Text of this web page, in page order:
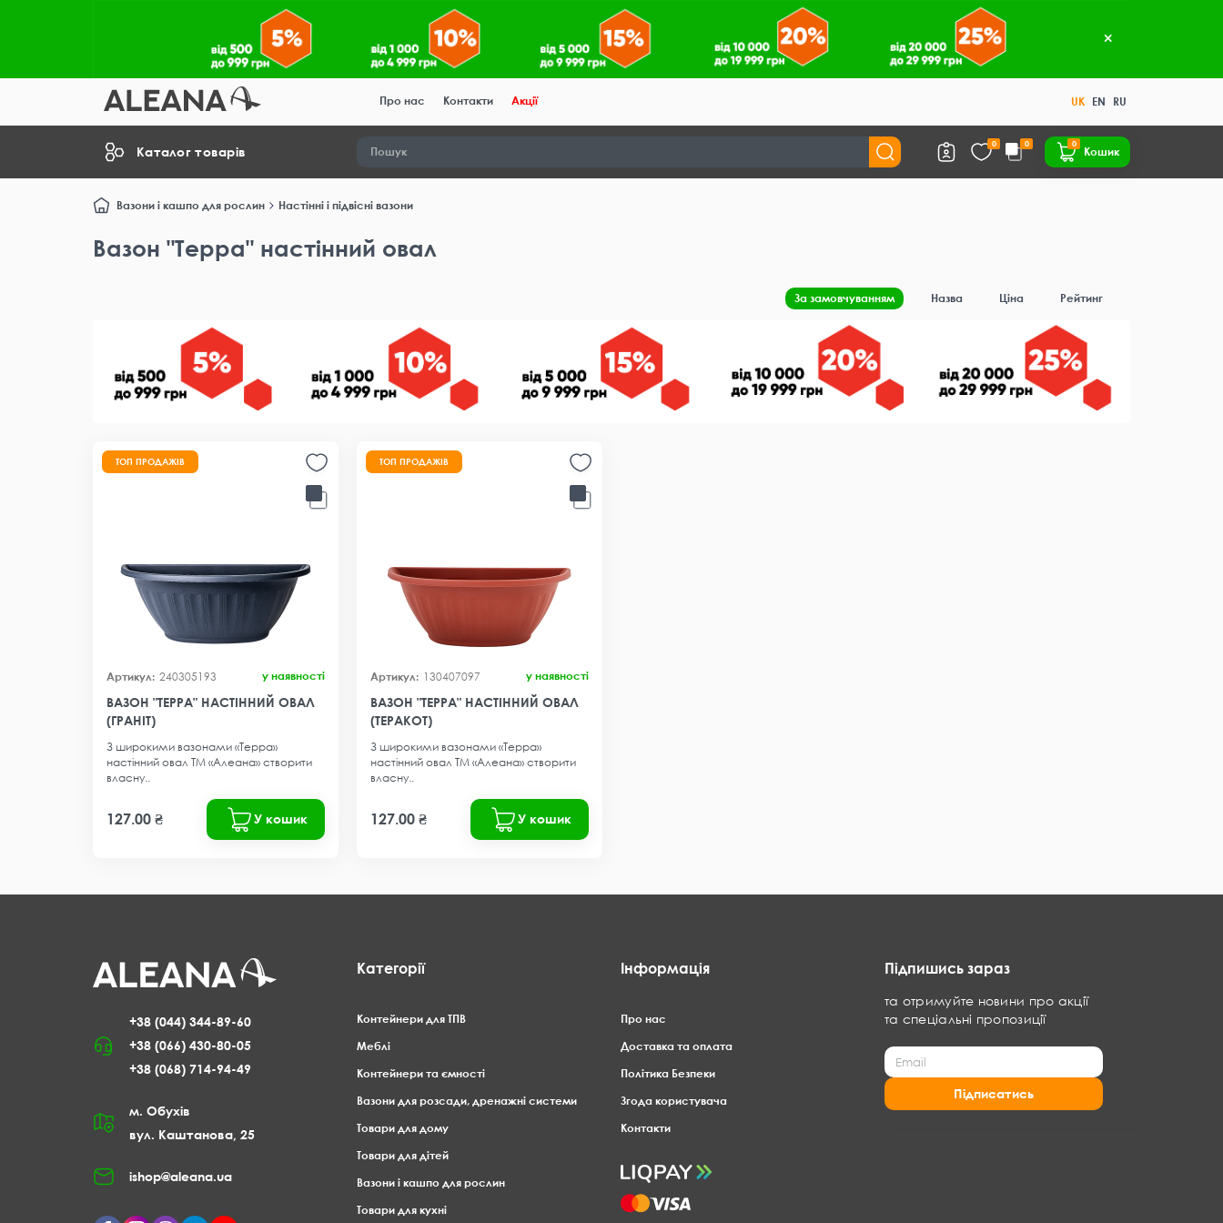
Про нас Контакти Акції UK EN RU
Каталог товарів
0 0 0
Кошик
Вазони і кашпо для рослин Настінні і підвісні вазони
Вазон "Терра" настінний овал
За замовчуванням Назва Ціна Рейтинг
ТОП ПРОДАЖІВ
240305193 у наявності
ВАЗОН "ТЕРРА" НАСТІННИЙ ОВАЛ
(ГРАНІТ)
З широкими вазонами «Терра»
настінний овал ТМ «Алеана» створити
власну..
127.00 ₴ У кошик
ТОП ПРОДАЖІВ
130407097 у наявності
ВАЗОН "ТЕРРА" НАСТІННИЙ ОВАЛ
(ТЕРАКОТ)
З широкими вазонами «Терра»
настінний овал ТМ «Алеана» створити
власну..
127.00 ₴ У кошик
+38 (044) 344-89-60
+38 (066) 430-80-05
+38 (068) 714-94-49
м. Обухів
вул. Каштанова, 25
ishop@aleana.ua
Категорії
Контейнери для ТПВ
Меблі
Контейнери та ємності
Вазони для розсади, дренажні системи
Товари для дому
Товари для дітей
Вазони і кашпо для рослин
Товари для кухні
Інформація
Про нас
Доставка та оплата
Політика Безпеки
Згода користувача
Контакти
Підпишись зараз
та отримуйте новини про акції
та спеціальні пропозиції
Підписатись